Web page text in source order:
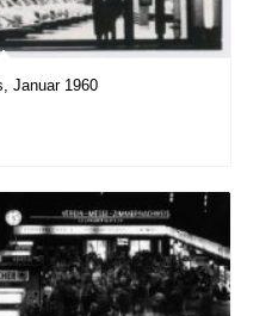
Januar 1960